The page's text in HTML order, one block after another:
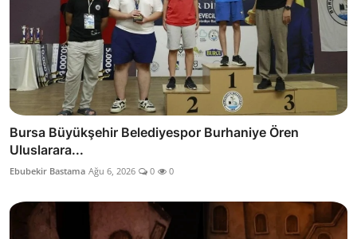
Bursa Büyükşehir Belediyespor Burhaniye Ören
Uluslarara...
Ebubekir Bastama Ağu 6, 2026 0 0